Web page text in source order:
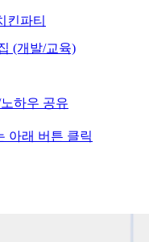
킨파티
(개발/교육)
하우 공유
아래 버튼 클릭